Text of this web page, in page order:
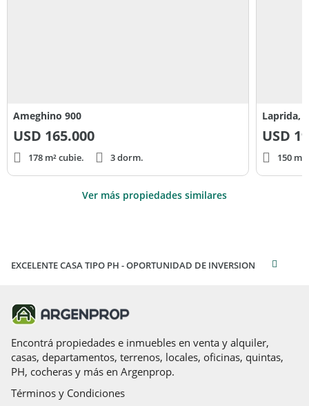
Ameghino 900
USD 165.000
178 m² cubie. 3 dorm.
Laprida,
USD
150
Ver más propiedades similares
EXCELENTE CASA TIPO PH - OPORTUNIDAD DE INVERSION
Encontrá propiedades e inmuebles en venta y alquiler,
casas, departamentos, terrenos, locales, oficinas, quintas,
PH, cocheras y más en Argenprop.
Términos y Condiciones